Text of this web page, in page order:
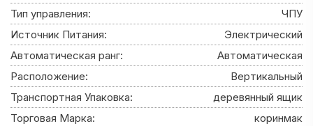
Тип управления:
ЧПУ
Источник Питания:
Электрический
Автоматическая ранг:
Автоматическая
Расположение:
Вертикальный
Транспортная Упаковка:
деревянный ящик
Торговая Марка:
коринмак